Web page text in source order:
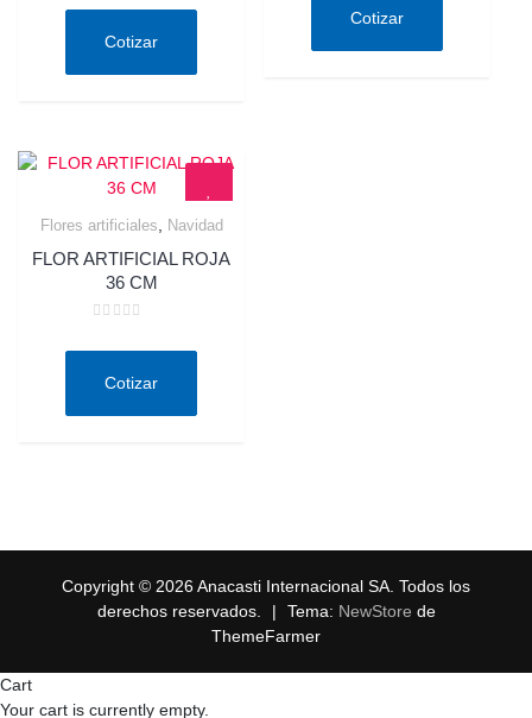
deCotizar
deCotizar
Flores artificiales Navidad
FLOR ARTIFICIAL ROJA
36 CM
deCotizar
Copyright © 2026 Anacasti Internacional SA. Todos los
derechos reservados.
| Tema: NewStore de
ThemeFarmer
Cart
Your cart is currently empty.